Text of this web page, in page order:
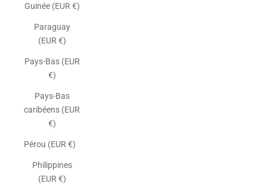
Guinée (EUR €)
Paraguay
(EUR €)
Pays-Bas (EUR
€)
Pays-Bas
caribéens (EUR
€)
Pérou (EUR €)
Philippines
(EUR €)